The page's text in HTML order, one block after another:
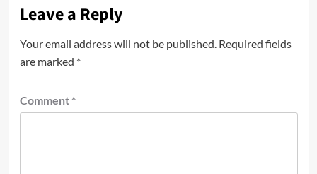
Leave a Reply
Your email address will not be published. Required fields
are marked *
Comment *